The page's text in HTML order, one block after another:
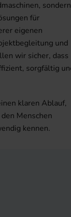
sondern
für
eigenen
und
wir sicher, dass
sorgfältig
klaren Ablauf,
Menschen
kennen.